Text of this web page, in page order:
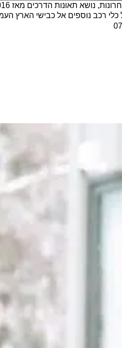
רכב נוספים אל כבישי הארץ